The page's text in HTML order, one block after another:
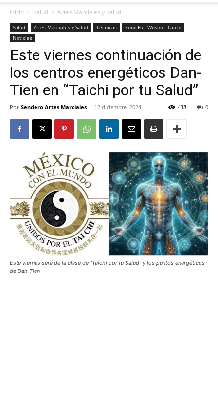
Inicio Salud Artes Marciales y Salud
Salud Artes Marciales y Salud Técnicas
Kung Fu - Wushu - Taichi
Noticias
Este viernes continuación de
los centros energéticos Dan-
Tien en “Taichi por tu Salud”
Por Sendero Artes Marciales - 12 diciembre, 2024 0
438
Este viernes será de la clase de “Taichi por tu Salud” y los puntos energéticos
de Dan-Tien